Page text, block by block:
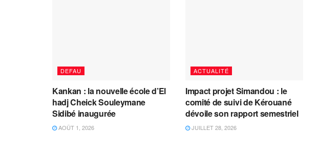
DEFAU
Kankan : la nouvelle école d’El
hadj Cheick Souleymane
Sidibé inaugurée
AOÛT 1, 2026
ACTUALITÉ
Impact projet Simandou : le
comité de suivi de Kérouané
dévoile son rapport semestriel
JUILLET 28, 2026